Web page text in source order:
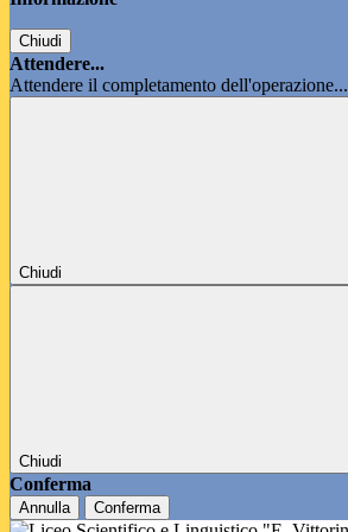
Chiudi
Attendere...
Attendere il completamento dell'operazione...
Chiudi
Chiudi
Conferma
Annulla Conferma